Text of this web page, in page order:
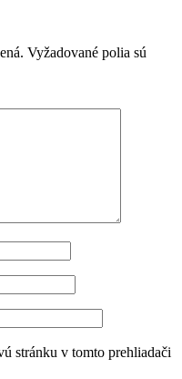
Vyžadované polia sú
stránku v tomto prehliadači